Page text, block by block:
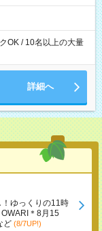
OK / 10名以上の大量
詳細へ
！ゆっくりの11時
＊8月15
ど (8/7UP!)